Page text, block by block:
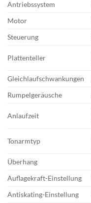
Antriebssystem
Motor
Steuerung
Plattenteller
Gleichlaufschwankungen
Rumpelgeräusche
Anlaufzeit
Tonarmtyp
Überhang
Auflagekraft-Einstellung
Antiskating-Einstellung